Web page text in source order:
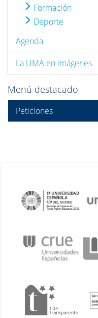
Formación
Deporte
Agenda
La UMA en imágenes
Menú destacado
Peticiones